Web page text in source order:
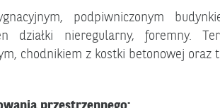
podpiwniczonym
działki nieregularny, foremny.
chodnikiem z kostki betonowej oraz